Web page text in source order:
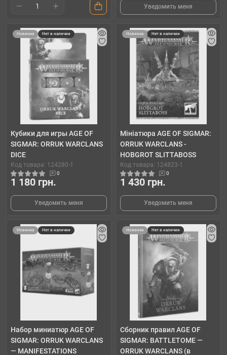
Уведомить меня
Новинка Нет в наличии
Кубики для игры AGE OF
SIGMAR: ORRUK WARCLANS
DICE
Код товара: 124280-1
0
1 180 грн.
Уведомить меня
Новинка Нет в наличии
Мініатюра AGE OF SIGMAR:
ORRUK WARCLANS -
HOBGROT SLITTABOSS
Код товара: 124823-1
0
1 430 грн.
Уведомить меня
Новинка Нет в наличии
Набор миниатюр AGE OF
SIGMAR: ORRUK WARCLANS
— MANIFESTATIONS
Новинка Нет в наличии
Сборник правил AGE OF
SIGMAR: BATTLETOME —
ORRUK WARCLANS (в